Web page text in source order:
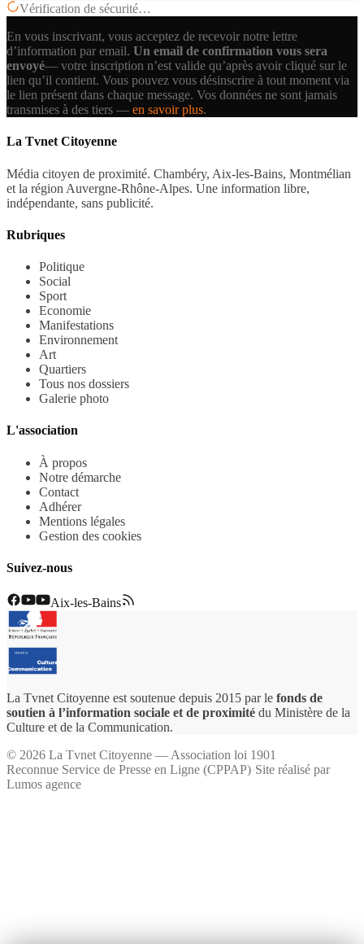
Vérification de sécurité…
En vous inscrivant, vous acceptez de recevoir notre lettre
d’information par email. Un email de confirmation vous sera
envoyé— votre inscription n’est valide qu’après avoir cliqué sur le
lien qu’il contient. Vous pouvez vous désinscrire à tout moment via
le lien présent dans chaque message. Vos données ne sont jamais
transmises à des tiers — en savoir plus.
La Tvnet Citoyenne
Média citoyen de proximité. Chambéry, Aix-les-Bains, Montmélian
et la région Auvergne-Rhône-Alpes. Une information libre,
indépendante, sans publicité.
Rubriques
Politique
Social
Sport
Economie
Manifestations
Environnement
Art
Quartiers
Tous nos dossiers
Galerie photo
L'association
À propos
Notre démarche
Contact
Adhérer
Mentions légales
Gestion des cookies
Suivez-nous
Aix-les-Bains
La Tvnet Citoyenne est soutenue depuis 2015 par le fonds de
soutien à l’information sociale et de proximité du Ministère de la
Culture et de la Communication.
© 2026 La Tvnet Citoyenne — Association loi 1901
Reconnue Service de Presse en Ligne (CPPAP)·Site réalisé par
Lumos agence